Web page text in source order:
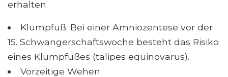
erhalten.
Klumpfuß: Bei einer Amniozentese vor der
15. Schwangerschaftswoche besteht das Risiko
eines Klumpfußes (talipes equinovarus).
Vorzeitige Wehen